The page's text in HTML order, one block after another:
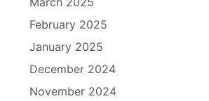
February 2025
January 2025
December 2024
November 2024